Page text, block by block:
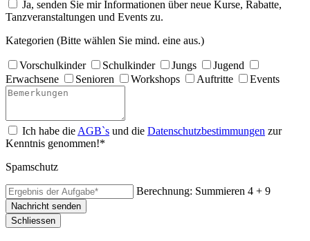
Ja, senden Sie mir Informationen über neue Kurse, Rabatte,
Tanzveranstaltungen und Events zu.
Kategorien (Bitte wählen Sie mind. eine aus.)
Vorschulkinder Schulkinder Jungs
Jugend
Erwachsene
Senioren Workshops Auftritte Events
Ich habe die AGB`s und die Datenschutzbestimmungen zur
Kenntnis genommen!*
Spamschutz
Berechnung: Summieren 4 + 9
Nachricht senden
Schliessen